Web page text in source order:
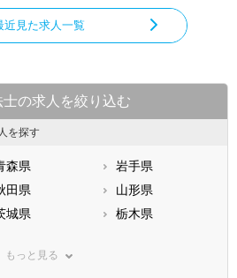
近見た求人一覧
の求人を絞り込む
を探す
森県
岩手県
田県
山形県
城県
栃木県
神奈川県
もっと見る